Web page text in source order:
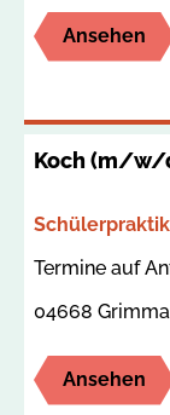
Ansehen
Koch (m/w/
Bereich
Termin
Termine auf
Ort
04668 Grimma
Ansehen